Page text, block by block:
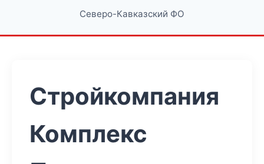
Северо-Кавказский ФО
Стройкомпания
Комплекс